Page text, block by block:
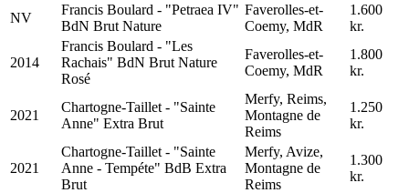
NV
Francis Boulard - "Petraea IV"
BdN Brut Nature
Faverolles-et-
Coemy, MdR
1.600
kr.
2014
Francis Boulard - "Les
Rachais" BdN Brut Nature
Rosé
Faverolles-et-
Coemy, MdR
1.800
kr.
2021
Chartogne-Taillet - "Sainte
Anne" Extra Brut
Merfy, Reims,
Montagne de
Reims
1.250
kr.
2021
Chartogne-Taillet - "Sainte
Anne - Tempéte" BdB Extra
Brut
Merfy, Avize,
Montagne de
Reims
1.300
kr.